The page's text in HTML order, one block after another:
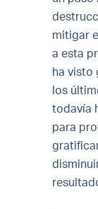
mitigar
a esta
ha visto
los
todavía
para